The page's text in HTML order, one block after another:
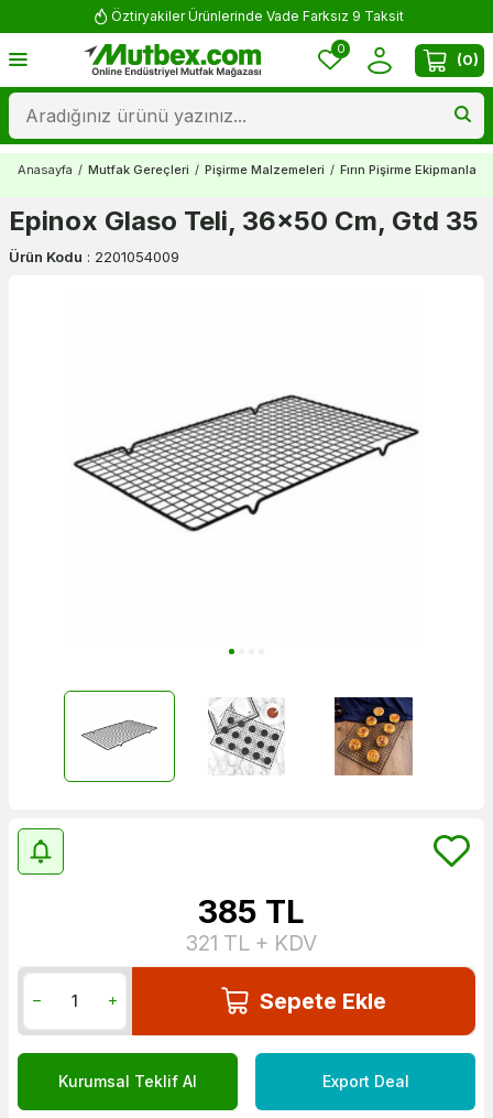
Öztiryakiler Ürünlerinde Vade Farksız 9 Taksit
0
(0)
Anasayfa / Mutfak Gereçleri / Pişirme Malzemeleri / Fırın Pişirme Ekipmanları
Epinox Glaso Teli, 36x50 Cm, Gtd 35
Ürün Kodu : 2201054009
385 TL
321 TL + KDV
Sepete Ekle
Kurumsal Teklif Al Export Deal